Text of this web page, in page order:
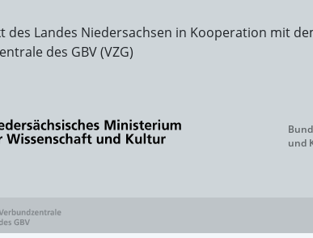
des Landes Niedersachsen in Kooperation mit
des GBV (VZG)
und